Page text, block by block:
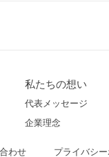
私たちの想い
代表メッセージ
企業理念
わせ プライバシ